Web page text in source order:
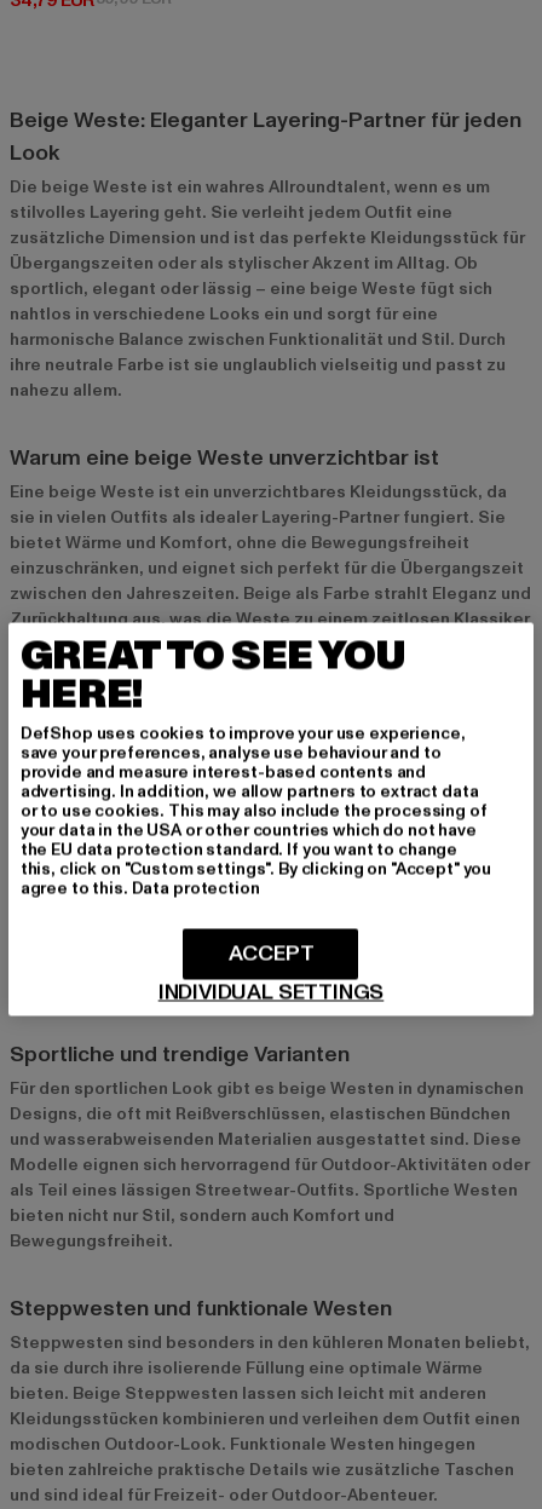
Beige Weste: Eleganter Layering-Partner für jeden
Look
Die beige Weste ist ein wahres Allroundtalent, wenn es um
stilvolles Layering geht. Sie verleiht jedem Outfit eine
zusätzliche Dimension und ist das perfekte Kleidungsstück für
Übergangszeiten oder als stylischer Akzent im Alltag. Ob
sportlich, elegant oder lässig – eine beige Weste fügt sich
nahtlos in verschiedene Looks ein und sorgt für eine
harmonische Balance zwischen Funktionalität und Stil. Durch
ihre neutrale Farbe ist sie unglaublich vielseitig und passt zu
nahezu allem.
Warum eine beige Weste unverzichtbar ist
Eine beige Weste ist ein unverzichtbares Kleidungsstück, da
sie in vielen Outfits als idealer Layering-Partner fungiert. Sie
bietet Wärme und Komfort, ohne die Bewegungsfreiheit
einzuschränken, und eignet sich perfekt für die Übergangszeit
zwischen den Jahreszeiten. Beige als Farbe strahlt Eleganz und
Zurückhaltung aus, was die Weste zu einem zeitlosen Klassiker
macht. Ob im Alltag, im Büro oder bei Outdoor-Aktivitäten – die
beige Weste bietet immer den perfekten Mix aus Stil und
Funktion.
Verschiedene Stile und Designs von beigen Westen
Klassische und minimalistische Modelle
Klassische beige Westen zeichnen sich durch schlichte Linien
und dezente Details aus. Diese Modelle sind ideal für formelle
Anlässe oder den Business-Look und verleihen jedem Outfit
konzentrieren sich auf klare Schnitte und Funktionalität und
eignen sich besonders gut für Layering-Looks mit Hemden oder
Rollkragenpullovern.
Sportliche und trendige Varianten
Für den sportlichen Look gibt es beige Westen in dynamischen
Designs, die oft mit Reißverschlüssen, elastischen Bündchen
und wasserabweisenden Materialien ausgestattet sind. Diese
Modelle eignen sich hervorragend für Outdoor-Aktivitäten oder
als Teil eines lässigen Streetwear-Outfits. Sportliche Westen
bieten nicht nur Stil, sondern auch Komfort und
Bewegungsfreiheit.
Steppwesten und funktionale Westen
Steppwesten sind besonders in den kühleren Monaten beliebt,
da sie durch ihre isolierende Füllung eine optimale Wärme
bieten. Beige Steppwesten lassen sich leicht mit anderen
Kleidungsstücken kombinieren und verleihen dem Outfit einen
modischen Outdoor-Look. Funktionale Westen hingegen
bieten zahlreiche praktische Details wie zusätzliche Taschen
und sind ideal für Freizeit- oder Outdoor-Abenteuer.
GREAT TO SEE YOU
HERE!
DefShop uses cookies to improve your use experience,
save your preferences, analyse use behaviour and to
provide and measure interest-based contents and
advertising. In addition, we allow partners to extract data
or to use cookies. This may also include the processing of
your data in the USA or other countries which do not have
the EU data protection standard. If you want to change
this, click on "Custom settings". By clicking on "Accept" you
agree to this. Data protection
INDIVIDUAL SETTINGS
ACCEPT